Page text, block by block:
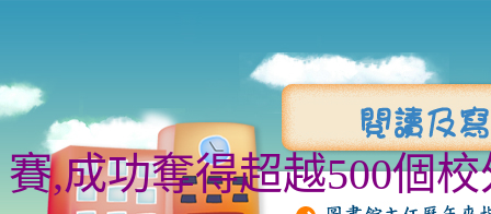
賽,成功奪得超越500個